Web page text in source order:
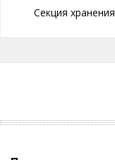
Секция хранения